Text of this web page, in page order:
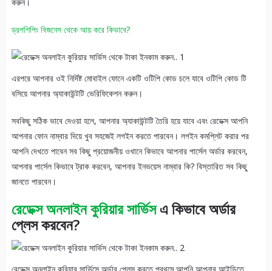
ড্রপশিপিং বিজনেস থেকে আয় করে কিভাবে?
এরপরে আপনার ওই নির্দিষ্ট মোবাইল ফোনে একটি ওটিপি কোড চলে যাবে ওটিপি কোড টি
বসিয়ে আপনার অ্যাকাউন্টটি ভেরিফিকেশন করুন।
সবকিছু সঠিক ভাবে দেওয়া হলে, আপনার অ্যাকাউন্টটি তৈরি হয়ে যাবে এবং রেডেক্স আপনি
আপনার ফোন নাম্বার দিয়ে খুব সহজেই লগইন করতে পারবেন। লগইন কমপ্লিট করার পর
আপনি দেখতে পাবেন সব কিছু প্রয়োজনীয় ওখানে কিভাবে আপনার পার্সেল অর্ডার করবেন,
আপনার পার্সেল কিভাবে ট্রাক করবেন, আপনার ইনভয়েস নাম্বার কি? বিস্তারিত সব কিছু
জানতে পারবেন।
রেডেক্স অনলাইন কুরিয়ার সার্ভিসএ কিভাবে অর্ডার
প্লেস করবেন?